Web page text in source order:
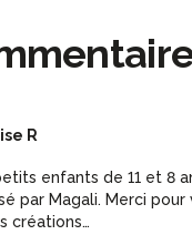
R
enfants de 11 et 8
par Magali. Merci
créations…